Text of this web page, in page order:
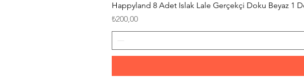
Happyland 8 Adet Islak Lale Gerçekçi Doku Beyaz 1
Fiyat
₺200,00